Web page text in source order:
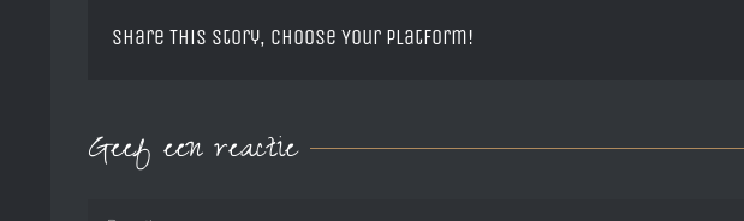
Share This Story, Choose Your Platform!
Geef een reactie
Reactie